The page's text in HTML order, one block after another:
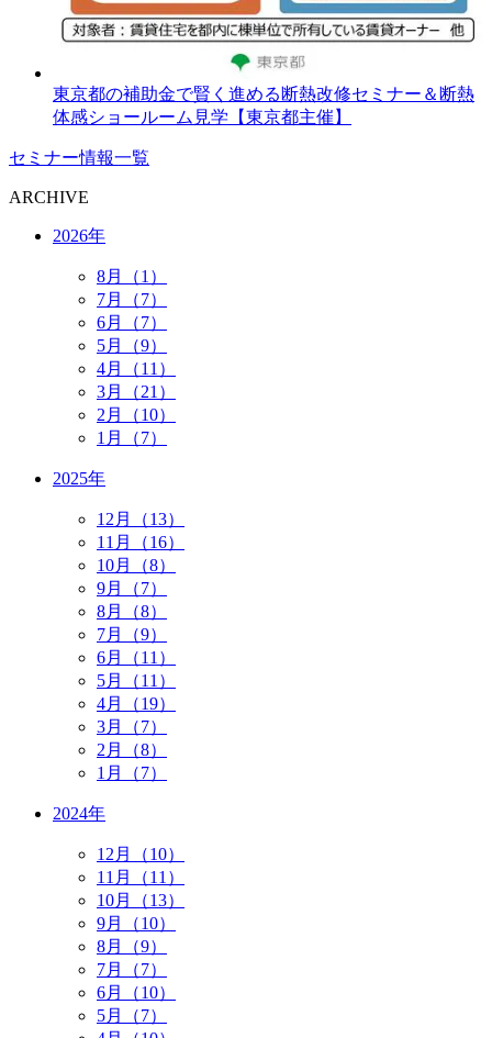
東京都の補助金で賢く進める断熱改修セミナー＆断熱
体感ショールーム見学【東京都主催】
セミナー情報一覧
ARCHIVE
2026年
8月（1）
7月（7）
6月（7）
5月（9）
4月（11）
3月（21）
2月（10）
1月（7）
2025年
12月（13）
11月（16）
10月（8）
9月（7）
8月（8）
7月（9）
6月（11）
5月（11）
4月（19）
3月（7）
2月（8）
1月（7）
2024年
12月（10）
11月（11）
10月（13）
9月（10）
8月（9）
7月（7）
6月（10）
5月（7）